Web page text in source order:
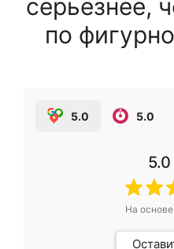
серьезнее,
по
5.0 5.0
5.0
На основе